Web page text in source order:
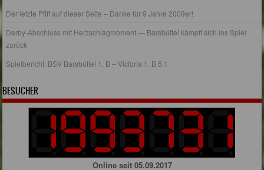
Der letzte Pfiff auf dieser Seite – Danke für 9 Jahre 2009er!
Derby-Abschluss mit Herzschlagmoment — Barsbüttel kämpft sich ins Spiel
zurück
Spielbericht: BSV Barsbüttel 1. B – Victoria 1. B 5:1
BESUCHER
Online seit 05.09.2017